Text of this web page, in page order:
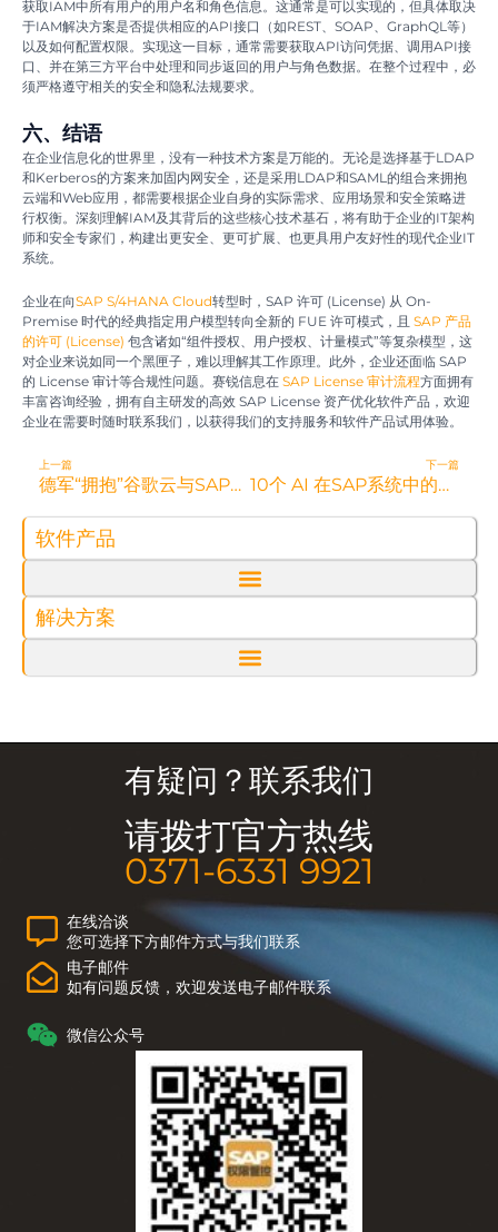
获取IAM中所有用户的用户名和角色信息。这通常是可以实现的，但具体取决
于IAM解决方案是否提供相应的API接口（如REST、SOAP、GraphQL等）
以及如何配置权限。实现这一目标，通常需要获取API访问凭据、调用API接
口、并在第三方平台中处理和同步返回的用户与角色数据。在整个过程中，必
须严格遵守相关的安全和隐私法规要求。
六、结语
在企业信息化的世界里，没有一种技术方案是万能的。无论是选择基于LDAP
和Kerberos的方案来加固内网安全，还是采用LDAP和SAML的组合来拥抱
云端和Web应用，都需要根据企业自身的实际需求、应用场景和安全策略进
行权衡。深刻理解IAM及其背后的这些核心技术基石，将有助于企业的IT架构
师和安全专家们，构建出更安全、更可扩展、也更具用户友好性的现代企业IT
系统。
企业在向SAP S/4HANA Cloud转型时，SAP 许可 (License) 从 On-
Premise 时代的经典指定用户模型转向全新的 FUE 许可模式，且 SAP 产品
的许可 (License) 包含诸如“组件授权、用户授权、计量模式”等复杂模型，这
对企业来说如同一个黑匣子，难以理解其工作原理。此外，企业还面临 SAP
的 License 审计等合规性问题。赛锐信息在 SAP License 审计流程方面拥有
丰富咨询经验，拥有自主研发的高效 SAP License 资产优化软件产品，欢迎
企业在需要时随时联系我们，以获得我们的支持服务和软件产品试用体验。
Prev
上一篇
德军“拥抱”谷歌云与SAP：一场关于数字主权、安全与现实的博弈
下一篇
10个 AI 在SAP系统中的企业落地应用场景
软件产品
解决方案
有疑问？联系我们
请拨打官方热线
0371-6331 9921
在线洽谈
您可选择下方邮件方式与我们联系
电子邮件
如有问题反馈，欢迎发送电子邮件联系
微信公众号